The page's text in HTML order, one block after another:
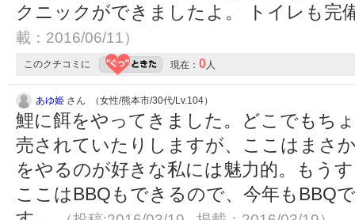
クニックができましたよ。 トイレも完
載：2016/06/11）
このクチコミに 現在： 0 人
あゆ姫 さん （女性/熊本市/30代/Lv.104）
鯉に餌をやってきました。どこでもち
売されていたりしますが、ここはまさ
をやるのが好きな私には魅力的。もう
ここはBBQもできるので、今年もBBQ